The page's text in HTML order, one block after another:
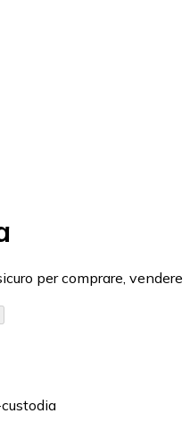
per comprare, vendere